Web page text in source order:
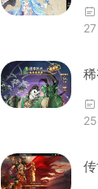
27
25